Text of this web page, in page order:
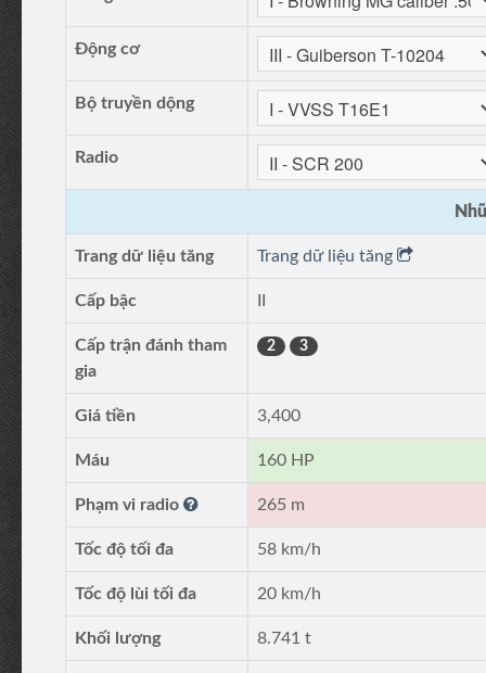
Động cơ
Bộ truyền dộng
Radio
Trang dữ liệu tăng Trang dữ liệu tăng
Cấp bậc
Cấp trận đánh tham
gia
2 3
Giá tiền 3,400
Máu 160 HP
Phạm vi radio 265 m
Tốc độ tối đa 58 km/h
Tốc độ lùi tối đa 20 km/h
Khối lượng 8.741 t